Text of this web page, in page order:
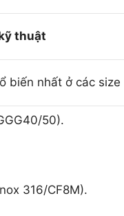
thuật
biến nhất ở các
50).
316/CF8M).